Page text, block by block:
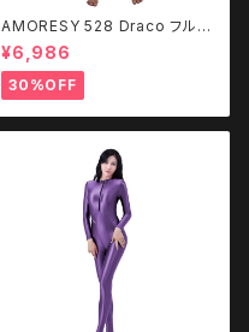
AMORESY 528 Draco フルレ
ングススポーツボティスーツ
¥6,986
30%OFF